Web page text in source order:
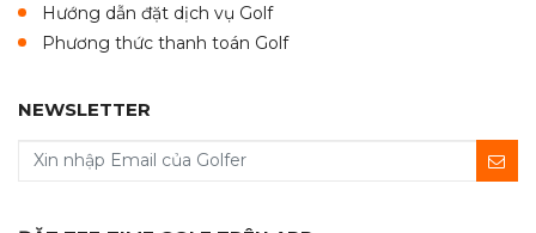
Hướng dẫn đặt dịch vụ Golf
Phương thức thanh toán Golf
NEWSLETTER